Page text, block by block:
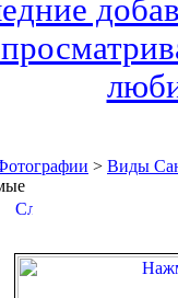
> Виды